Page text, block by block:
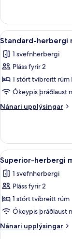
-
með
baði
herbergi
með
tvíbreiðu
með
Skoða
allar
myndir
fyrir
Standard-
herbergi
með
tvíbreiðu
-
með
baði
7
Standard-herbergi
1 svefnherbergi
Pláss fyrir 2
1 stórt tvíbreitt rúm
Ókeypis þráðlaust
Nánari upplýsingar
Nánari
herbergi
með
tvíbreiðu
rúmi
með
Skoða
allar
myndir
fyrir
Superior-
herbergi
með
tvíbreiðu
8
Superior-herbergi
1 svefnherbergi
Pláss fyrir 2
1 stórt tvíbreitt rúm
Ókeypis þráðlaust
Nánari upplýsingar
Nánari